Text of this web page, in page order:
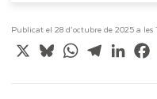
Publicat el 28 d’octubre de 2025 a les
X BlueskyWhatsApp
Telegram